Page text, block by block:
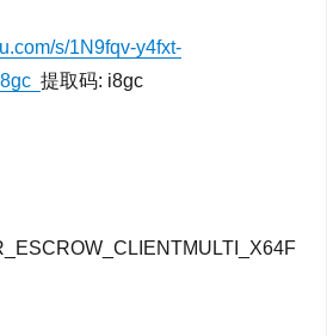
s/1N9fqv-y4fxt-
提取码: i8gc